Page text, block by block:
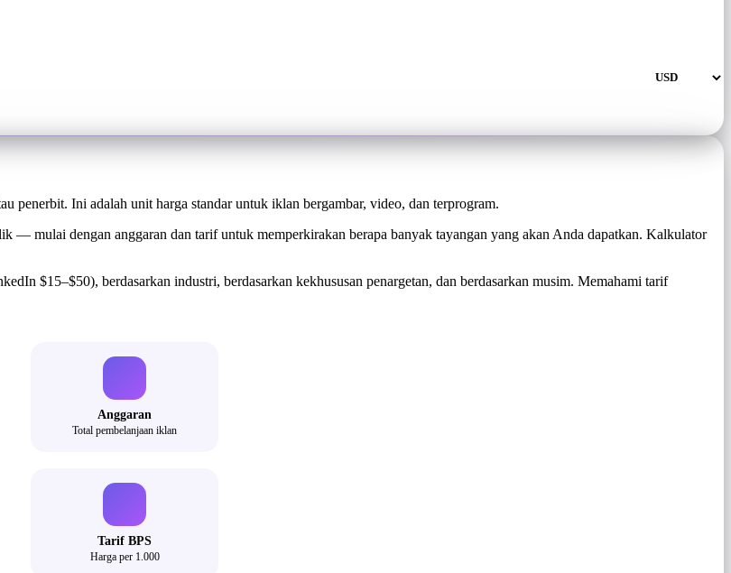
penerbit. Ini adalah unit harga standar untuk iklan bergambar, video, dan terprogram.
— mulai dengan anggaran dan tarif untuk memperkirakan berapa banyak tayangan yang akan Anda dapatkan. Kalkulator
$15–$50), berdasarkan industri, berdasarkan kekhususan penargetan, dan berdasarkan musim. Memahami tarif
Anggaran
Total pembelanjaan iklan
Tarif BPS
Harga per 1.000